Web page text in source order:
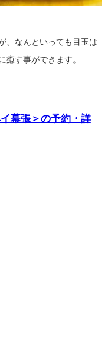
、なんといっても目玉は
癒す事ができます。
幕張＞の予約・詳